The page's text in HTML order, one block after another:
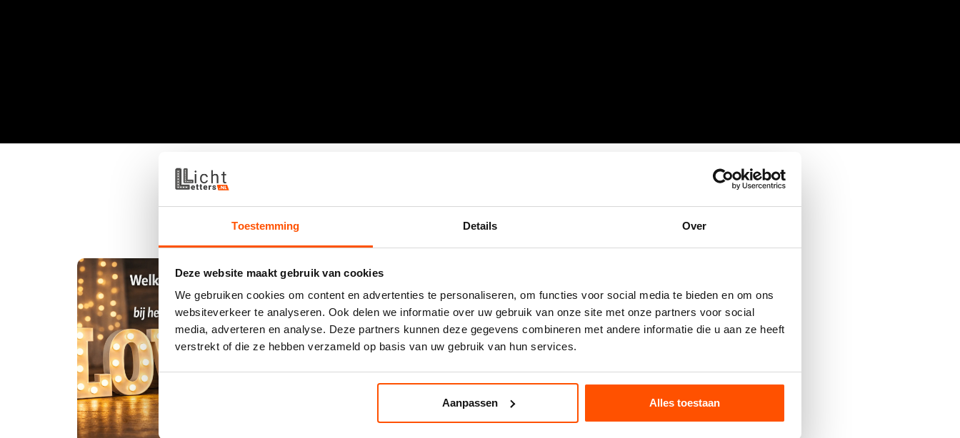
Toestemming Details Over
Deze website maakt gebruik van cookies
We gebruiken cookies om content en advertenties te personaliseren, om functies voor social media te bieden en om ons
websiteverkeer te analyseren. Ook delen we informatie over uw gebruik van onze site met onze partners voor social
media, adverteren en analyse. Deze partners kunnen deze gegevens combineren met andere informatie die u aan ze heeft
verstrekt of die ze hebben verzameld op basis van uw gebruik van hun services.
Aanpassen Alles toestaan